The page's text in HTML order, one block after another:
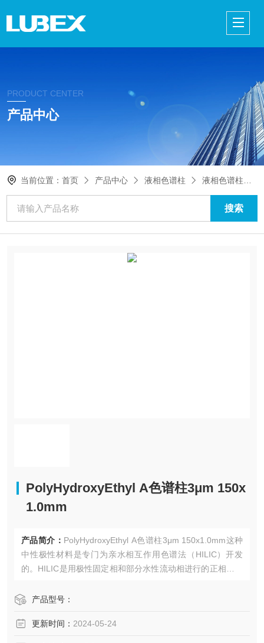
PRODUCT CENTER
产品中心
当前位置：首页 产品中心 液相色谱柱 液相色谱柱
PolyHydroxyEthyl A色谱柱3μm 150x
1.0mm
产品简介： PolyHydroxyEthyl A色谱柱3μm 150x1.0mm这种
中性极性材料是专门为亲水相互作用色谱法（HILIC）开发
的。HILIC是用极性固定相和部分水性流动相进行的正相色谱
极性溶质的正常相分离。
产品型号：
更新时间： 2024-05-24